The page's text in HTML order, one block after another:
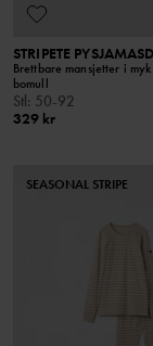
STRIPETE
Brettbare mansjetter i
bomull
Stl: 50-92
329 kr
SEASONAL STRIPE